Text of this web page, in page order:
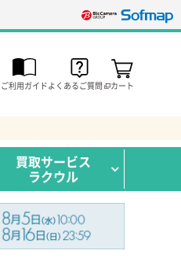
ご利用ガイドよくあるご質問 カート
買取サービス
ラクウル